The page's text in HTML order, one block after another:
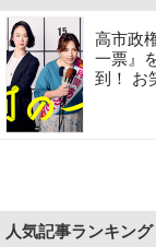
高市政
一票』
到！ お
人気記事ランキング